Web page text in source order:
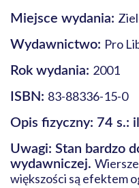
Miejsce wydania:
Wydawnictwo: Pro
Rok wydania: 2001
ISBN: 83-88336-15-0
Opis fizyczny: 74 s.:
Uwagi: Stan bardzo
wydawniczej.
większości są efektem